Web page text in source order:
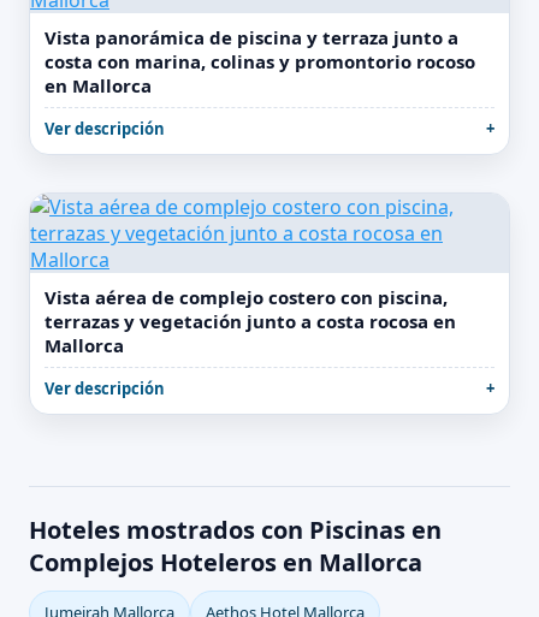
Vista panorámica de piscina y terraza junto a
costa con marina, colinas y promontorio rocoso
en Mallorca
Ver descripción
Vista aérea de complejo costero con piscina,
terrazas y vegetación junto a costa rocosa en
Mallorca
Ver descripción
Hoteles mostrados con Piscinas en
Complejos Hoteleros en Mallorca
Jumeirah Mallorca Aethos Hotel Mallorca